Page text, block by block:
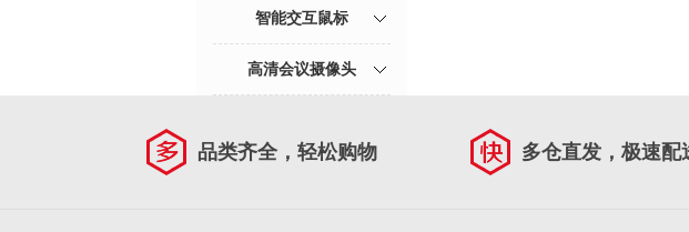
智能交互鼠标
高清会议摄像头
品类齐全，轻松购物 多仓直发，极速配